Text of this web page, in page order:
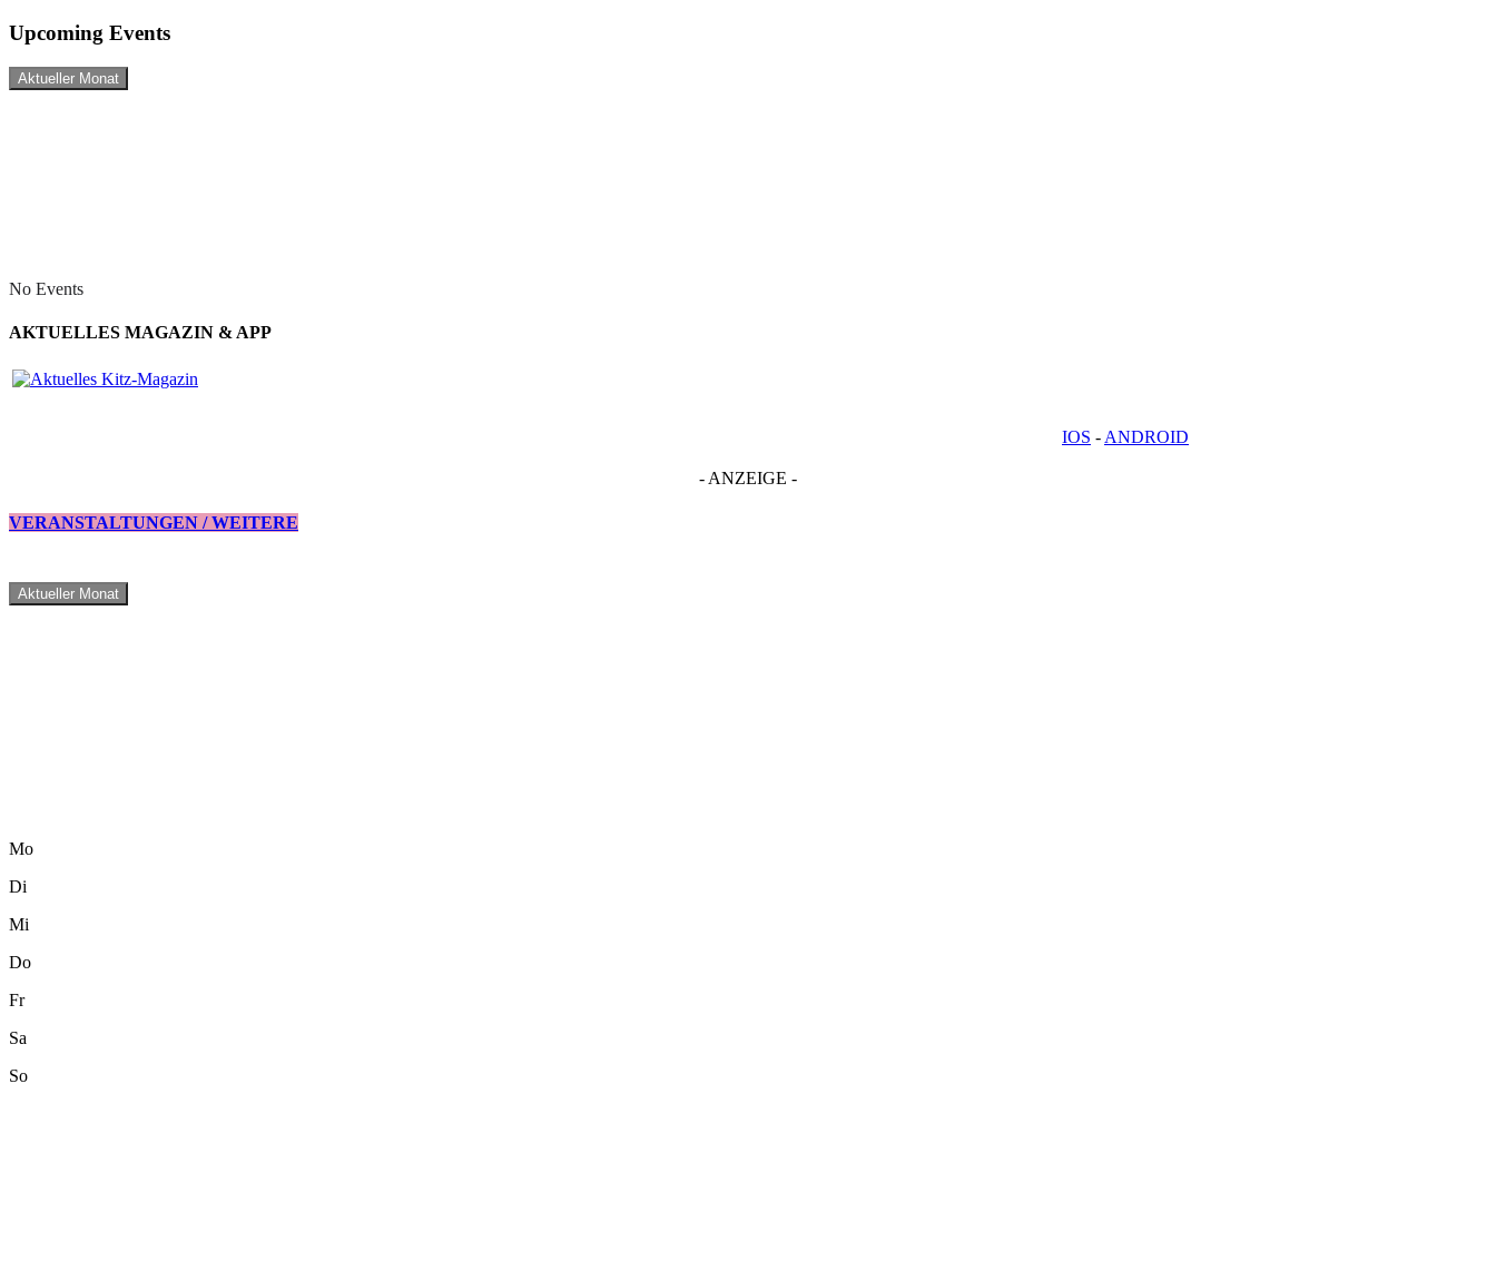
Upcoming Events
Aktueller Monat
No Events
AKTUELLES MAGAZIN & APP
IOS - ANDROID
- ANZEIGE -
VERANSTALTUNGEN / WEITERE
Aktueller Monat
Mo
Di
Mi
Do
Fr
Sa
So